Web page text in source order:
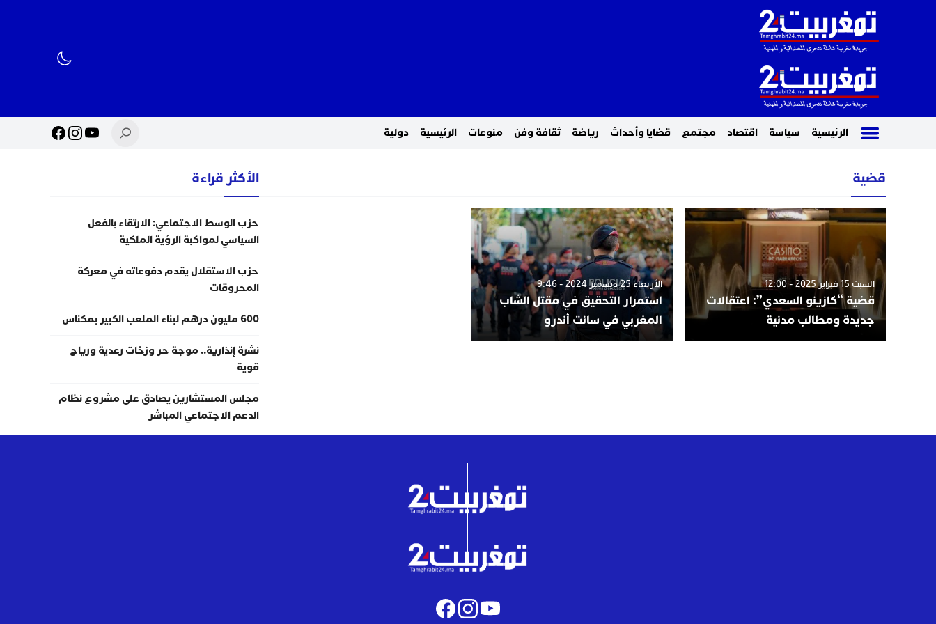
الرئيسية سياسة اقتصاد مجتمع قضايا وأحداث رياضة ثقافة وفن منوعات الرئيسية دولية
قضية
السبت 15 فبراير 2025 - 12:00
قضية “كازينو السعدي”: اعتقالات
جديدة ومطالب مدنية
الأربعاء 25 ديسمبر 2024 - 9:46
استمرار التحقيق في مقتل الشاب
المغربي في سانت أندرو
الأكثر قراءة
حزب الوسط الاجتماعي: الارتقاء بالفعل
السياسي لمواكبة الرؤية الملكية
حزب الاستقلال يقدم دفوعاته في معركة
المحروقات
600 مليون درهم لبناء الملعب الكبير بمكناس
نشرة إنذارية.. موجة حر وزخات رعدية ورياح
قوية
مجلس المستشارين يصادق على مشروع نظام
الدعم الاجتماعي المباشر